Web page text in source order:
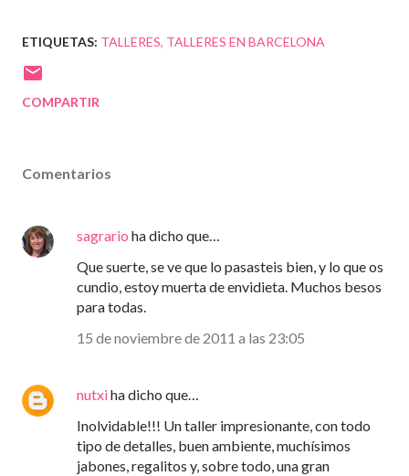
ETIQUETAS: TALLERES TALLERES EN BARCELONA
COMPARTIR
Comentarios
sagrario ha dicho que…
Que suerte, se ve que lo pasasteis bien, y lo que os
cundio, estoy muerta de envidieta. Muchos besos
para todas.
15 de noviembre de 2011 a las 23:05
nutxiha dicho que…
Inolvidable!!! Un taller impresionante, con todo
tipo de detalles, buen ambiente, muchísimos
jabones, regalitos y, sobre todo, una gran